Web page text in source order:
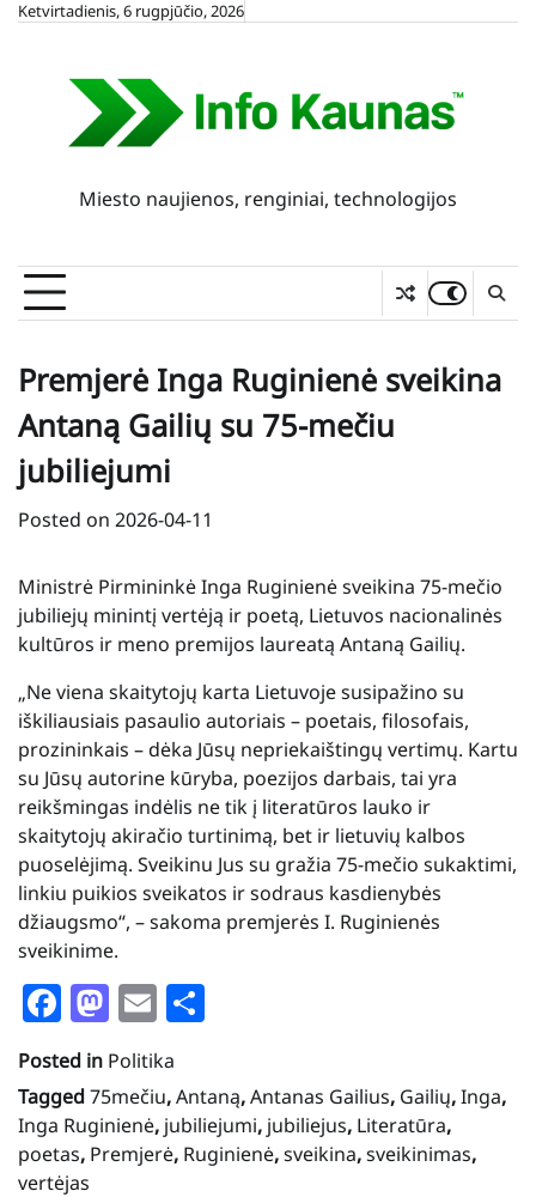
SkipKetvirtadienis, 6 rugpjūčio, 2026
Miesto naujienos, renginiai, technologijos
Premjerė Inga Ruginienė sveikina
Antaną Gailių su 75-mečiu
jubiliejumi
Posted on 2026-04-11
Ministrė Pirmininkė Inga Ruginienė sveikina 75-mečio
jubiliejų minintį vertėją ir poetą, Lietuvos nacionalinės
kultūros ir meno premijos laureatą Antaną Gailių.
„Ne viena skaitytojų karta Lietuvoje susipažino su
iškiliausiais pasaulio autoriais – poetais, filosofais,
prozininkais – dėka Jūsų nepriekaištingų vertimų. Kartu
su Jūsų autorine kūryba, poezijos darbais, tai yra
reikšmingas indėlis ne tik į literatūros lauko ir
skaitytojų akiračio turtinimą, bet ir lietuvių kalbos
puoselėjimą. Sveikinu Jus su gražia 75-mečio sukaktimi,
linkiu puikios sveikatos ir sodraus kasdienybės
džiaugsmo“, – sakoma premjerės I. Ruginienės
sveikinime.
Facebook
Mastodon
Email
Posted in Politika
Tagged75mečiu,Antaną,Antanas Gailius, Gailių,Inga,
Inga Ruginienė, jubiliejumi, jubiliejus, Literatūra,
poetas, Premjerė, Ruginienė,sveikina,sveikinimas,
vertėjas